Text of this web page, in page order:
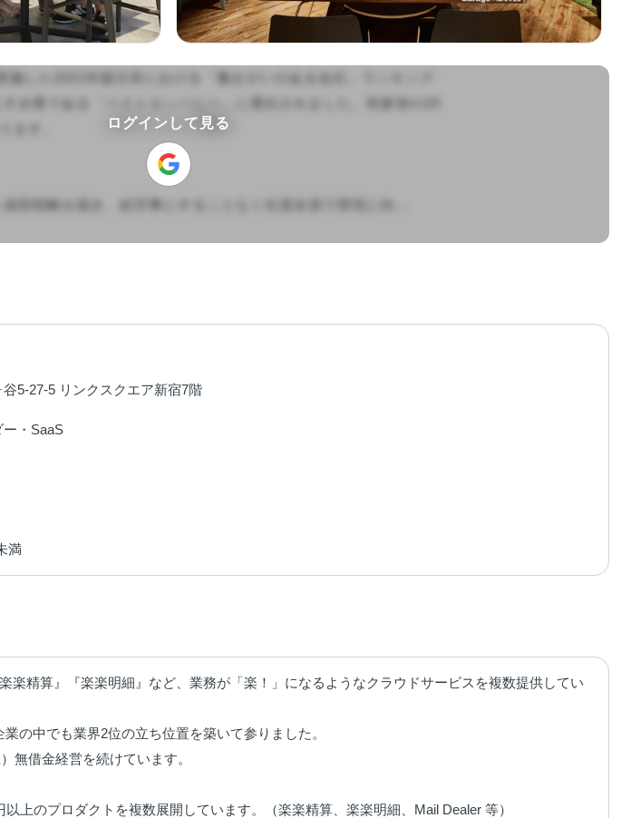
した2021年版日本における「働きがいのある会社」ランキング
企業である「ベストカンパニー」に選出されました。初参加の20
ます。
長戦略を描き、絵空事にすることなく社員全員で実現に向...
ログインして見る
5-27-5 リンクスクエア新宿7階
ー・SaaS
満
楽精算』『楽楽明細』など、業務が「楽！」になるようなクラウドサービスを複数提供してい
の中でも業界2位の立ち位置を築いて参りました。
無借金経営を続けています。
上のプロダクトを複数展開しています。（楽楽精算、楽楽明細、Mail Dealer 等）